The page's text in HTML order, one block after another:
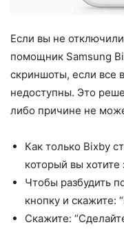
Если вы не
помощник Samsung
скриншоты, если
недоступны. Это
либо причине не
Как только Bixby
который вы хотите
Чтобы разбудить
кнопку и скажите:
Скажите: